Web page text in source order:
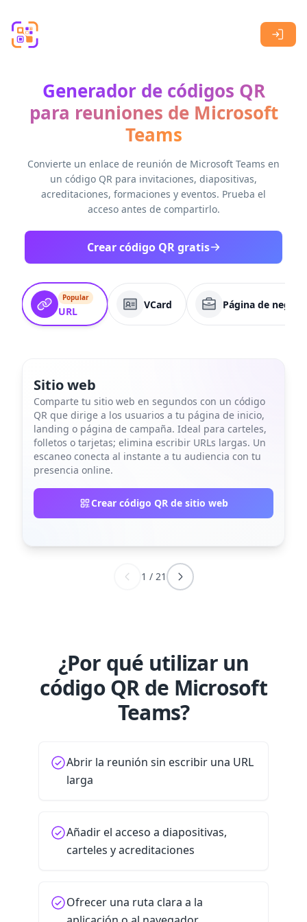
Generador de códigos QR
para reuniones de Microsoft
Teams
Convierte un enlace de reunión de Microsoft Teams en
un código QR para invitaciones, diapositivas,
acreditaciones, formaciones y eventos. Prueba el
acceso antes de compartirlo.
Crear código QR gratis
Popular
URL
VCard Página de
Sitio web
Comparte tu sitio web en segundos con un código
QR que dirige a los usuarios a tu página de inicio,
landing o página de campaña. Ideal para carteles,
folletos o tarjetas; elimina escribir URLs largas. Un
escaneo conecta al instante a tu audiencia con tu
presencia online.
Crear código QR de sitio web
1 / 21
¿Por qué utilizar un
código QR de Microsoft
Teams?
Abrir la reunión sin escribir una URL
larga
Añadir el acceso a diapositivas,
carteles y acreditaciones
Ofrecer una ruta clara a la